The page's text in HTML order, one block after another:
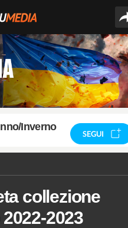
Inverno
SEGUI
collezione
2023